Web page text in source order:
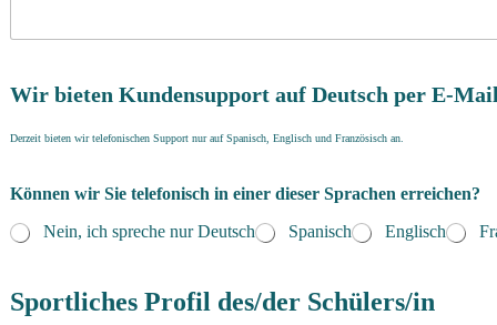
Wir bieten Kundensupport auf Deutsch per E-
Derzeit bieten wir telefonischen Support nur auf Spanisch, Englisch und Französisch an.
Können wir Sie telefonisch in einer dieser Sprachen erreichen?
Nein, ich spreche nur Deutsch
Spanisch Englisch
u
tSportliches Profil des/der Schülers/in